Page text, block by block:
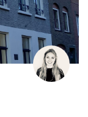
Fleur